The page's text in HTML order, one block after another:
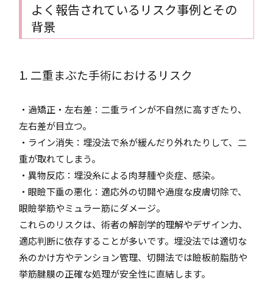
よく報告されているリスク事例とその
背景
1. 二重まぶた手術におけるリスク
・過矯正・左右差：二重ラインが不自然に高すぎたり、
左右差が目立つ。
・ライン消失：埋没法で糸が緩んだり外れたりして、二
重が取れてしまう。
・異物反応：埋没糸による肉芽腫や炎症、感染。
・眼瞼下垂の悪化：適応外の切開や過度な皮膚切除で、
眼瞼挙筋やミュラー筋にダメージ。
これらのリスクは、術者の解剖学的理解やデザイン力、
適応判断に依存することが多いです。埋没法では適切な
糸のかけ方やテンション管理、切開法では瞼板前脂肪や
挙筋腱膜の正確な処理が安全性に直結します。